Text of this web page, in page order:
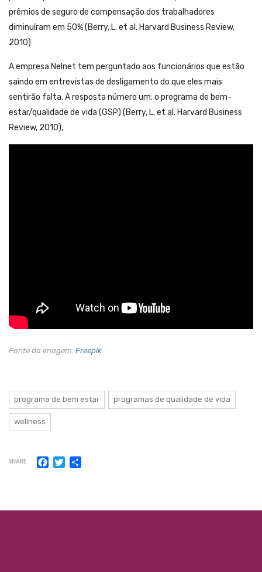
prêmios de seguro de compensação dos trabalhadores
diminuíram em 50% (Berry, L. et al. Harvard Business Review,
2010)
A empresa Nelnet tem perguntado aos funcionários que estão
saindo em entrevistas de desligamento do que eles mais
sentirão falta. A resposta número um: o programa de bem-
estar/qualidade de vida (GSP) (Berry, L. et al. Harvard Business
Review, 2010),
Fonte da imagem: Freepik
programa de bem estar programas de qualidade de vida
wellness
SHARE Facebook
Twitter